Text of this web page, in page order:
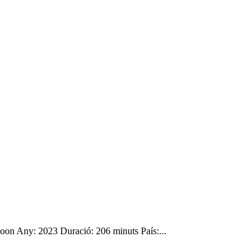
Any: 2023 Duració: 206 minuts País:...